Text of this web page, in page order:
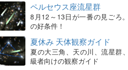
ペルセウス座流星群
8月12～13日が一番の見ごろ
の好条件！
夏休み 天体観察ガイド
夏の大三角、天の川、流星群
級者向けの観察ガイド